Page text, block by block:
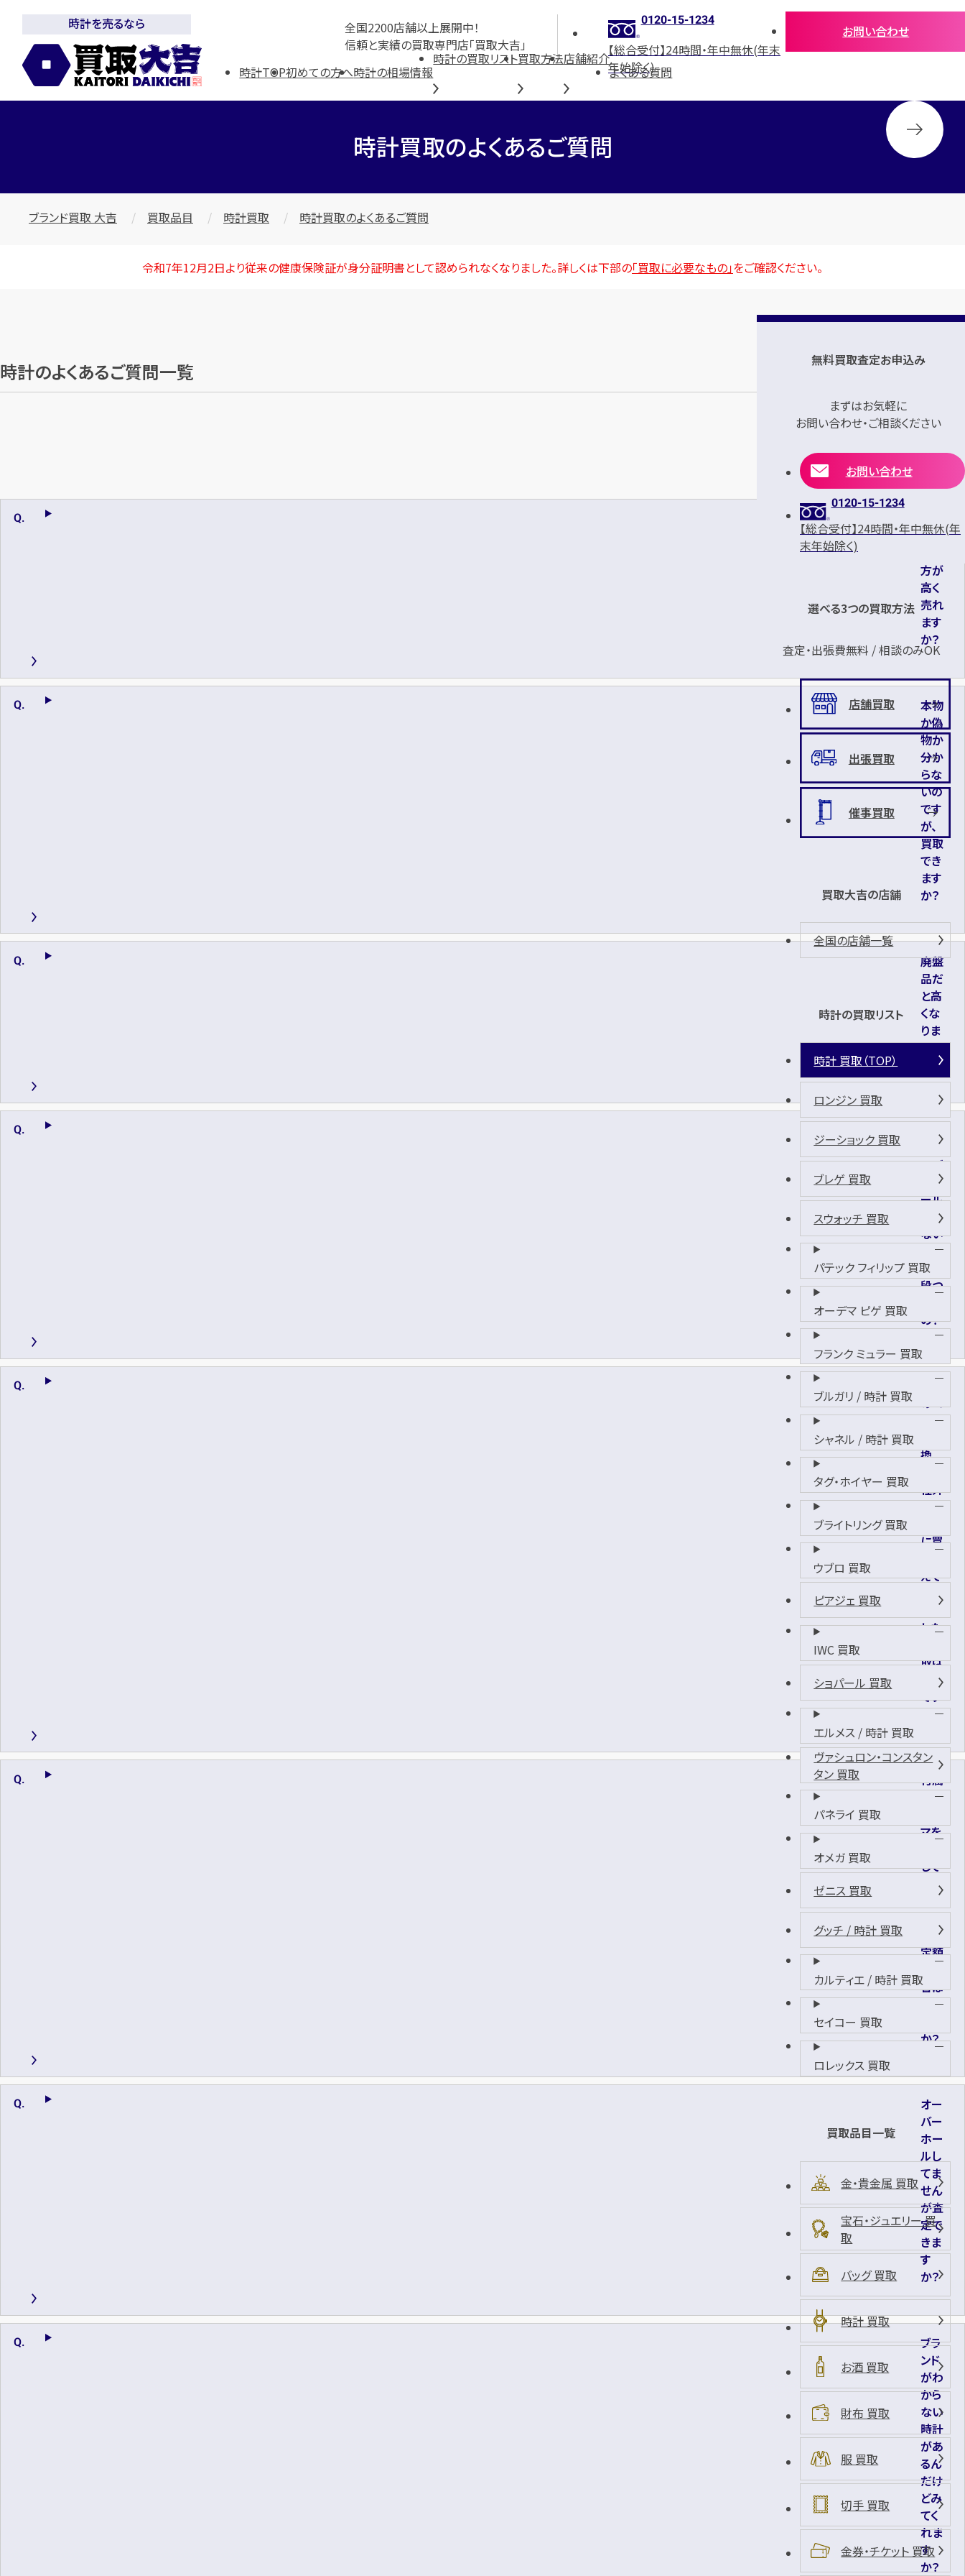
全国2200店舗以上展開中！
信頼と実績の買取専門店「買取大吉」
時計を売るなら
0120-15-1234
【総合受付】24時間・年中無休(年末
年始除く)
お問い合わせ
時計TOP初めての方へ時計の相場情報
時計の買取リスト買取方法店舗紹介
よくある質問
時計買取のよくあるご質問
ブランド買取 大吉 買取品目 時計買取 時計買取のよくあるご質問
令和7年12月2日より従来の健康保険証が身分証明書として認められなくなりました。詳しくは下部の「買取に必要なもの」をご確認ください。
時計のよくあるご質問一覧
モデ
方が
高く
売れ
ます
か？
本物
か偽
物か
分か
らな
いの
です
が、
買取
でき
ます
か？
廃盤
品だ
と高
くな
りま
す
か？
何年
もオ
ーバ
ーホ
ール
して
ない
けど
お値
段つ
の？
のベ
ルト
換
社外
品の
に買
えて
しま
いま
した
取は
可能
です
か？
付属
の余
マを
して
しま
いま
した
が査
定額
響は
あり
か？
オー
バー
ホー
ルし
てま
せん
が査
定で
きま
す
か？
ブラ
ンド
がわ
から
ない
時計
があ
るん
だけ
どみ
てく
れま
す
か？
無料買取査定お申込み
まずはお気軽に
お問い合わせ・ご相談ください
お問い合わせ
0120-15-1234
【総合受付】24時間・年中無休(年
末年始除く)
選べる3つの買取方法
査定・出張費無料 / 相談のみOK
店舗買取
出張買取
催事買取
買取大吉の店舗
全国の店舗一覧
時計の買取リスト
時計 買取（TOP）
ロンジン 買取
ジーショック 買取
ブレゲ 買取
スウォッチ 買取
パテック フィリップ 買取
オーデマ ピゲ 買取
フランク ミュラー 買取
ブルガリ / 時計 買取
シャネル / 時計 買取
タグ・ホイヤー 買取
ブライトリング 買取
ウブロ 買取
ピアジェ 買取
IWC 買取
ショパール 買取
エルメス / 時計 買取
ヴァシュロン・コンスタン
タン 買取
パネライ 買取
オメガ 買取
ゼニス 買取
グッチ / 時計 買取
カルティエ / 時計 買取
セイコー 買取
ロレックス 買取
買取品目一覧
金・貴金属 買取
宝石・ジュエリー 買
取
バッグ 買取
時計 買取
お酒 買取
財布 買取
服 買取
切手 買取
金券・チケット 買取